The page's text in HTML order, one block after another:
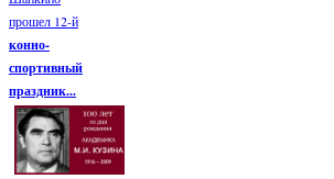
прошел 12-й
конно-
спортивный
праздник...